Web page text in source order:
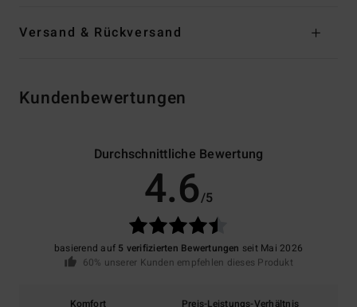
Versand & Rückversand
Kundenbewertungen
Durchschnittliche Bewertung
4.6/5
basierend auf 5 verifizierten Bewertungen seit Mai 2026
60% unserer Kunden empfehlen dieses Produkt
Komfort Preis-Leistungs-Verhältnis